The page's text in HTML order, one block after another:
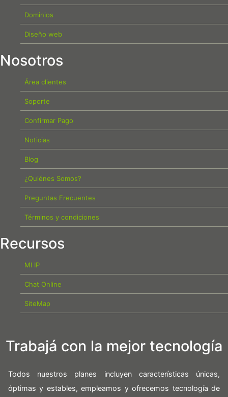
Dominios
Diseño web
Nosotros
Área clientes
Soporte
Confirmar Pago
Noticias
Blog
¿Quiénes Somos?
Preguntas Frecuentes
Términos y condiciones
Recursos
MI IP
Chat Online
SiteMap
Trabajá con la mejor tecnología
Todos nuestros planes incluyen características únicas,
óptimas y estables, empleamos y ofrecemos tecnología de